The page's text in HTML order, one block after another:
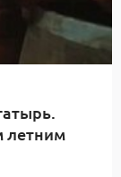
летним